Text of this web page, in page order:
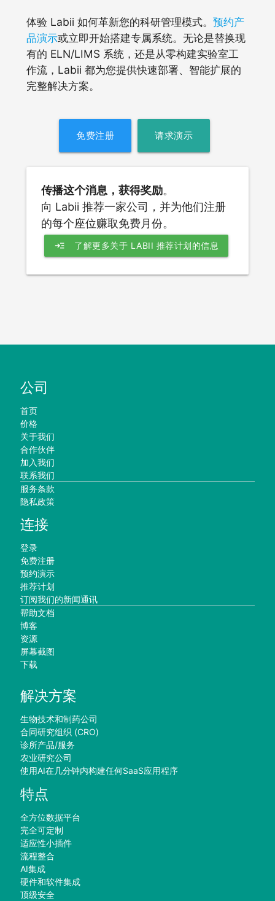
体验 Labii 如何革新您的科研管理模式。预约产
品演示或立即开始搭建专属系统。无论是替换现
有的 ELN/LIMS 系统，还是从零构建实验室工
作流，Labii 都为您提供快速部署、智能扩展的
完整解决方案。
免费注册 请求演示
传播这个消息，获得奖励。
向 Labii 推荐一家公司，并为他们注册
的每个座位赚取免费月份。
read_more 了解更多关于 LABII 推荐计划的信息
公司
首页
价格
关于我们
合作伙伴
加入我们
联系我们
服务条款
隐私政策
连接
登录
免费注册
预约演示
推荐计划
订阅我们的新闻通讯
帮助文档
博客
资源
屏幕截图
下载
解决方案
生物技术和制药公司
合同研究组织 (CRO)
诊所产品/服务
农业研究公司
使用AI在几分钟内构建任何SaaS应用程序
特点
全方位数据平台
完全可定制
适应性小插件
流程整合
AI集成
硬件和软件集成
顶级安全